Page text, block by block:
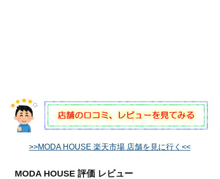
>>MODA HOUSE 楽天市場 店舗を見に行く<<
MODA HOUSE 評価 レビュー